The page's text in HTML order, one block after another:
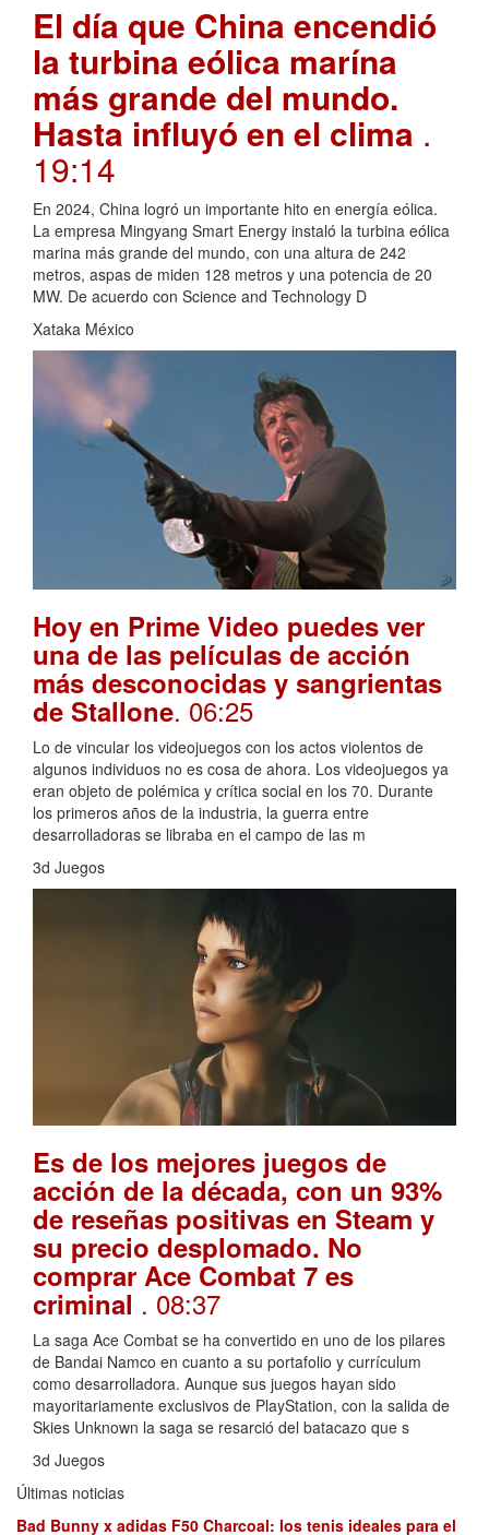
El día que China encendió
la turbina eólica marína
más grande del mundo.
Hasta influyó en el clima .
19:14
En 2024, China logró un importante hito en energía eólica.
La empresa Mingyang Smart Energy instaló la turbina eólica
marina más grande del mundo, con una altura de 242
metros, aspas de miden 128 metros y una potencia de 20
MW. De acuerdo con Science and Technology D
Xataka México
Hoy en Prime Video puedes ver
una de las películas de acción
más desconocidas y sangrientas
de Stallone. 06:25
Lo de vincular los videojuegos con los actos violentos de
algunos individuos no es cosa de ahora. Los videojuegos ya
eran objeto de polémica y crítica social en los 70. Durante
los primeros años de la industria, la guerra entre
desarrolladoras se libraba en el campo de las m
3d Juegos
Es de los mejores juegos de
acción de la década, con un 93%
de reseñas positivas en Steam y
su precio desplomado. No
comprar Ace Combat 7 es
criminal . 08:37
La saga Ace Combat se ha convertido en uno de los pilares
de Bandai Namco en cuanto a su portafolio y currículum
como desarrolladora. Aunque sus juegos hayan sido
mayoritariamente exclusivos de PlayStation, con la salida de
Skies Unknown la saga se resarció del batacazo que s
3d Juegos
Últimas noticias
Bad Bunny x adidas F50 Charcoal: los tenis ideales para el